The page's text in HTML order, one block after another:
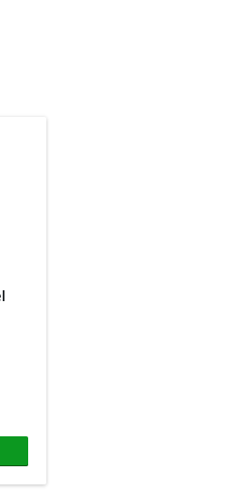
dan onderaan een optie om je
100 spaarpunten = € 5 korting, 200
kun je altijd jou actuele aantal
spaarpunten op producten die al tegen
met een bepaalde korting worden
alleen spaarpunten op
of standaard verkoopprijs